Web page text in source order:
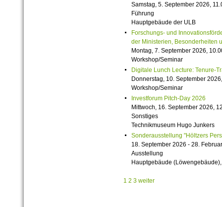
Samstag, 5. September 2026,
Führung
Hauptgebäude der ULB
Forschungs- und
der Ministerien, Besonderheiten
Montag, 7. September 2026,
Workshop/Seminar
Digitale Lunch Lecture: Tenure-
Donnerstag, 10. September
Workshop/Seminar
Investforum Pitch-Day 2026
Mittwoch, 16. September 2026,
Sonstiges
Technikmuseum Hugo Junkers
Sonderausstellung "Höltzers
18. September 2026 - 28.
Ausstellung
Hauptgebäude
1 2 3 weiter